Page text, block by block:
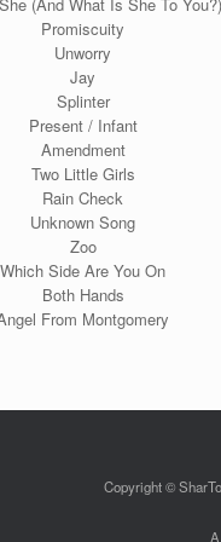
Promiscuity
Unworry
Jay
Splinter
Present / Infant
Amendment
Two Little Girls
Rain Check
Unknown Song
Zoo
Which Side Are You On
Both Hands
From Montgomery
Copyright ©
A